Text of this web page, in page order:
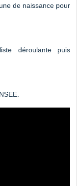
de naissance pour
déroulante puis